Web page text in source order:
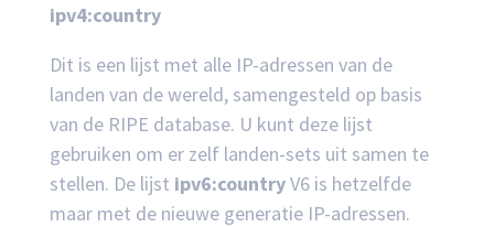
ipv4:country
Dit is een lijst met alle IP-adressen van de
landen van de wereld, samengesteld op basis
van de RIPE database. U kunt deze lijst
gebruiken om er zelf landen-sets uit samen te
stellen. De lijst ipv6:countryV6 is hetzelfde
maar met de nieuwe generatie IP-adressen.